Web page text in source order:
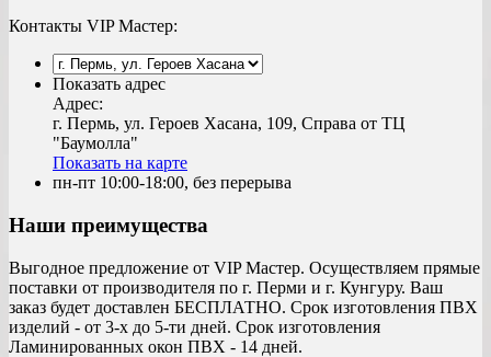
Контакты VIP Мастер:
Показать адрес
Адрес:
г. Пермь, ул. Героев Хасана, 109, Справа от ТЦ
"Баумолла"
Показать на карте
пн-пт 10:00-18:00, без перерыва
Наши преимущества
Выгодное предложение от VIP Мастер. Осуществляем прямые
поставки от производителя по г. Перми и г. Кунгуру. Ваш
заказ будет доставлен БЕСПЛАТНО. Срок изготовления ПВХ
изделий - от 3-х до 5-ти дней. Срок изготовления
Ламинированных окон ПВХ - 14 дней.